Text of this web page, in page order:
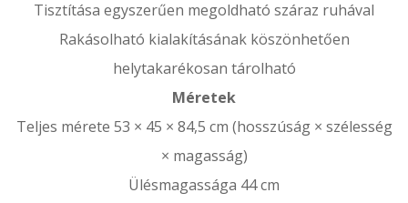
Tisztítása egyszerűen megoldható száraz ruhával
Rakásolható kialakításának köszönhetően
helytakarékosan tárolható
Méretek
Teljes mérete 53 × 45 × 84,5 cm (hosszúság × szélesség
× magasság)
Ülésmagassága 44 cm